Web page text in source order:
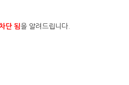
단 됨을 알려드립니다.